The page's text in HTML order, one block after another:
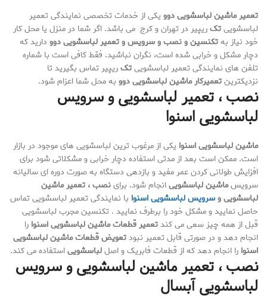
تعمیر ماشین لباسشویی دوو یکی از خدمات تخصصی نمایندگی تعمیر
لباسشوییتکریپیر در تهران و کرج می باشد. اگر شما در منزل یا محل کار
خود نیاز بهتکنسین و نصب و سرویس وتعمیر لباسشویی دوو دارید که
دچار مشکل و خرابی شده است، نگران نباشید. فقط کافی است با شماره
تلفن های نمایندگی تعمیر لباسشوییتکریپیر تماس بگیرید تا
نزدیکترینتعمیرکار ماشین لباسشویی دوو به محل شما اعزام شود.
نصب ، تعمیر لباسشویی و سرویس
لباسشویی اسنوا
ماشین لباسشویی اسنوا یکی از مرغوب ترین لباسشویی های موجود در بازار
است. ممکن است بعد از مدتی استفاده دچار خرابی و مشکلاتی شود برای
افزایش طولانی کردن عمر مفید و بازدهی دستگاه به صورت دوره ای سالیانه
سرویسماشین لباسشوییانجام شود. براینصب ، تعمیر ماشین
لباسشویی وسرویس لباسشویی اسنوا با نمایندگی تعمیر لباسشویی تماس
حاصل نمایید و مشکل خود را برطرف نمایید . تکنسین مجرب لباسشویی
قبل از همه چیز سعی می کندتعمیر قطعات ماشین لباسشویی اسنوا را
انجام دهد و در صورتی قابل تعمیر نبودتعویض قطعات ماشین لباسشویی
اسنوا را انجام دهد که از قطعات فابریک و اصللباسشوییاستفاده می کند.
نصب ، تعمیر ماشین لباسشویی و سرویس
لباسشویی آبسال